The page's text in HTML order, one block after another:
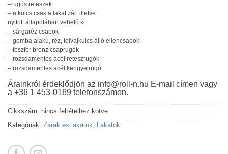
–rugós reteszek
– a kulcs csak a lakat zárt illetve
nyitott állapotában vehető ki
– sárgaréz csapok
– gomba alakú, réz, tolvajkulcs álló ellencsapok
– foszfor bronz csaprugók
– rozsdamentes acél reteszrugók
– rozsdamentes acél kengyelrugó
Árainkról érdeklődjön az info@roll-n.hu E-mail címen vagy
a +36 1 453-0169 telefonszámon.
Cikkszám: nincs feltételhez kötve
Kategóriák: Zárak és lakatok, Lakatok